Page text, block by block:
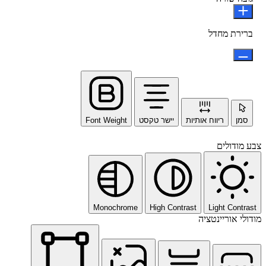
ברירת מחדל
סמן ריווח אותיות יישר טקסט Font Weight
צבע מודולים
Light Contrast
High Contrast
Monochrome
מודולי אוריינטציה